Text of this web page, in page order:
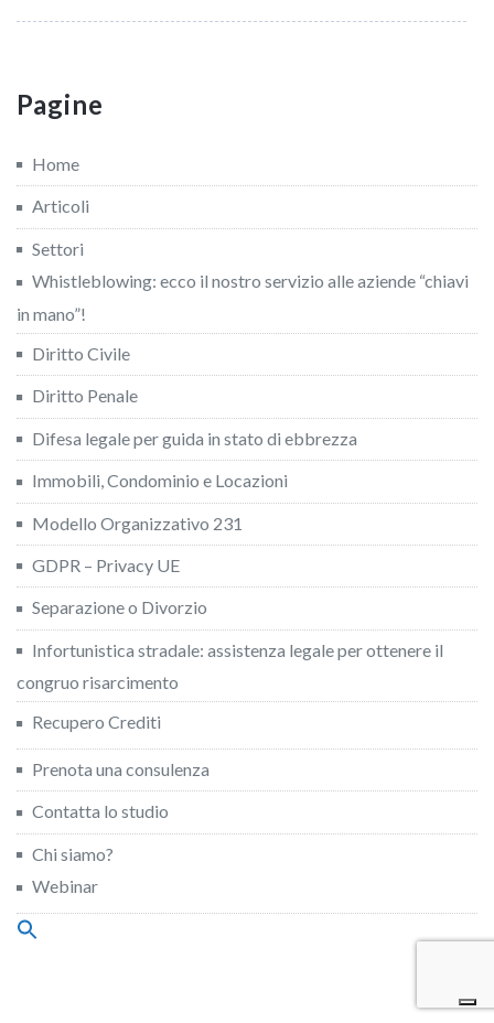
Pagine
Home
Articoli
Settori
Whistleblowing: ecco il nostro servizio alle aziende “chiavi
in mano”!
Diritto Civile
Diritto Penale
Difesa legale per guida in stato di ebbrezza
Immobili, Condominio e Locazioni
Modello Organizzativo 231
GDPR – Privacy UE
Separazione o Divorzio
Infortunistica stradale: assistenza legale per ottenere il
congruo risarcimento
Recupero Crediti
Prenota una consulenza
Contatta lo studio
Chi siamo?
Webinar
Search